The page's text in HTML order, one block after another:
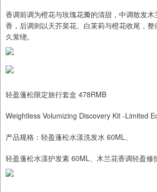
香调前调为橙花与玫瑰花瓣的清甜，中调散发
香，后调则以天芥菜花、白茉莉与橙花收尾，
久萦绕。
轻盈蓬松限定旅行套盒 478RMB
Weightless Volumizing Discovery Kit -Limited
产品规格：轻盈蓬松水漾洗发水 60ML、
轻盈蓬松水漾护发素 60ML、木兰花香调轻盈修